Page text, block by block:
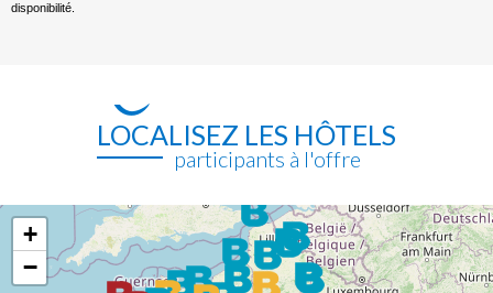
disponibilité.
LOCALISEZ LES HÔTELS
participants à l'offre
+
−